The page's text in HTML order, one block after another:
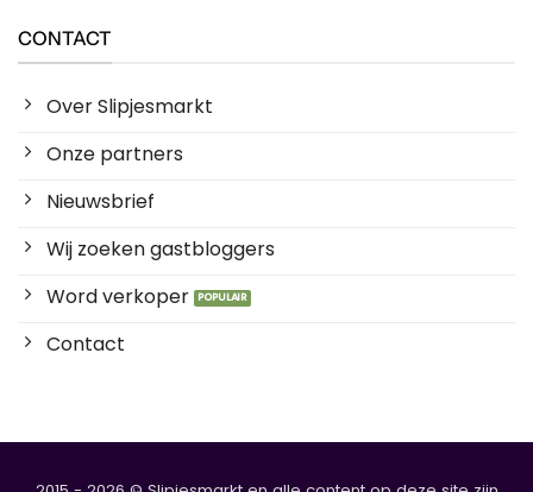
CONTACT
Over Slipjesmarkt
Onze partners
Nieuwsbrief
Wij zoeken gastbloggers
Word verkoper
Contact